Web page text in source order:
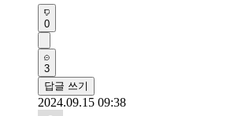
0
3
답글 쓰기
2024.09.15 09:38